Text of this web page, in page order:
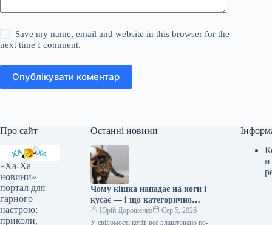
Save my name, email and website in this browser for the
next time I comment.
Опублікувати коментар
Про сайт
«Ха-Ха
новини» —
портал для
гарного
настрою:
приколи,
Останні новини
Чому кішка нападає на ноги і
кусає — і що категорично
заборонено робити у відповідь
Юрій Дорошенко
Сер 5, 2026
У свідомості котів все влаштовано по-
и